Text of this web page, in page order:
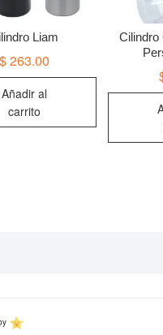
Liam
$263.00
Añadir al
carrito
Cilindro